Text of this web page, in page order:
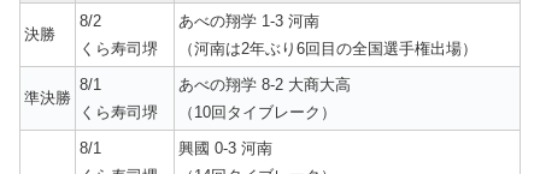
決勝
8/2
くら寿司堺
あべの翔学 1-3 河南
（河南は2年ぶり6回目の全国選手権出場）
準決勝
8/1
くら寿司堺
あべの翔学 8-2 大商大高
（10回タイブレーク）
8/1
興國 0-3 河南